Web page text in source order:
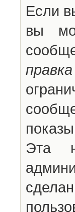
Если
вы
правка
Эта